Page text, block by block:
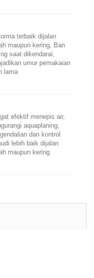
terbaik dijalan
maupun kering, Ban
saat dikendarai,
umur pemakaian
lama
efektif menepis air,
aquaplaning,
dan kontrol
lebih baik dijalan
maupun kering